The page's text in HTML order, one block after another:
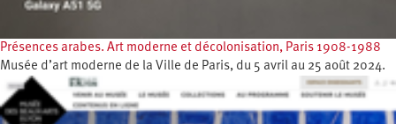
Présences arabes. Art moderne et décolonisation, Paris 1908-1988
Musée d’art moderne de la Ville de Paris, du 5 avril au 25 août 2024.